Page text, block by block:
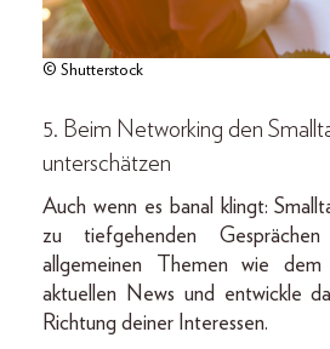
© Shutterstock
5. Beim Networking den
unterschätzen
Auch wenn es banal klingt:
zu tiefgehenden
allgemeinen Themen wie
aktuellen News und entwickle
Richtung deiner Interessen.